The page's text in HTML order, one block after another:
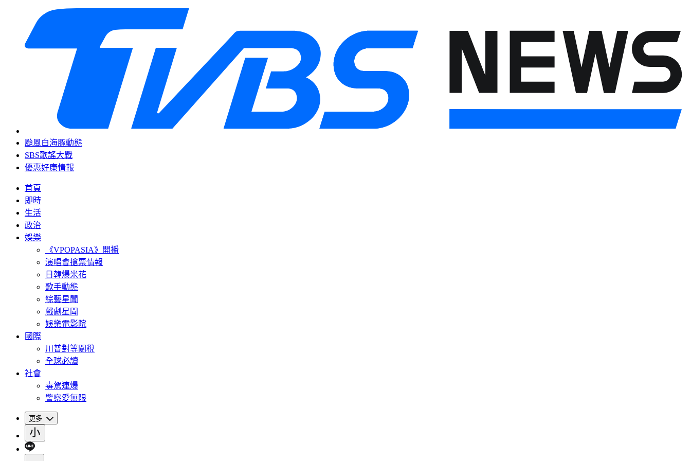
颱風白海豚動態
SBS歌謠大戰
優惠好康情報
首頁
即時
生活
政治
娛樂
《VPOPASIA》開播
演唱會搶票情報
日韓爆米花
歌手動態
綜藝星聞
戲劇星聞
娛樂電影院
國際
川普對等關稅
全球必讀
社會
毒駕連爆
警察愛無限
更多